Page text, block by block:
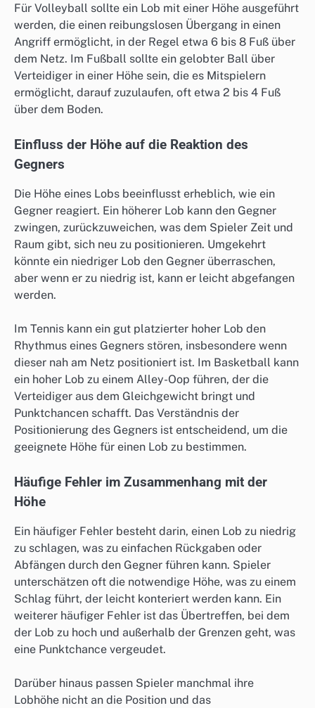
Für Volleyball sollte ein Lob mit einer Höhe ausgeführt
werden, die einen reibungslosen Übergang in einen
Angriff ermöglicht, in der Regel etwa 6 bis 8 Fuß über
dem Netz. Im Fußball sollte ein gelobter Ball über
Verteidiger in einer Höhe sein, die es Mitspielern
ermöglicht, darauf zuzulaufen, oft etwa 2 bis 4 Fuß
über dem Boden.
Einfluss der Höhe auf die Reaktion des
Gegners
Die Höhe eines Lobs beeinflusst erheblich, wie ein
Gegner reagiert. Ein höherer Lob kann den Gegner
zwingen, zurückzuweichen, was dem Spieler Zeit und
Raum gibt, sich neu zu positionieren. Umgekehrt
könnte ein niedriger Lob den Gegner überraschen,
aber wenn er zu niedrig ist, kann er leicht abgefangen
werden.
Im Tennis kann ein gut platzierter hoher Lob den
Rhythmus eines Gegners stören, insbesondere wenn
dieser nah am Netz positioniert ist. Im Basketball kann
ein hoher Lob zu einem Alley-Oop führen, der die
Verteidiger aus dem Gleichgewicht bringt und
Punktchancen schafft. Das Verständnis der
Positionierung des Gegners ist entscheidend, um die
geeignete Höhe für einen Lob zu bestimmen.
Häufige Fehler im Zusammenhang mit der
Höhe
Ein häufiger Fehler besteht darin, einen Lob zu niedrig
zu schlagen, was zu einfachen Rückgaben oder
Abfängen durch den Gegner führen kann. Spieler
unterschätzen oft die notwendige Höhe, was zu einem
Schlag führt, der leicht konteriert werden kann. Ein
weiterer häufiger Fehler ist das Übertreffen, bei dem
der Lob zu hoch und außerhalb der Grenzen geht, was
eine Punktchance vergeudet.
Darüber hinaus passen Spieler manchmal ihre
Lobhöhe nicht an die Position und das